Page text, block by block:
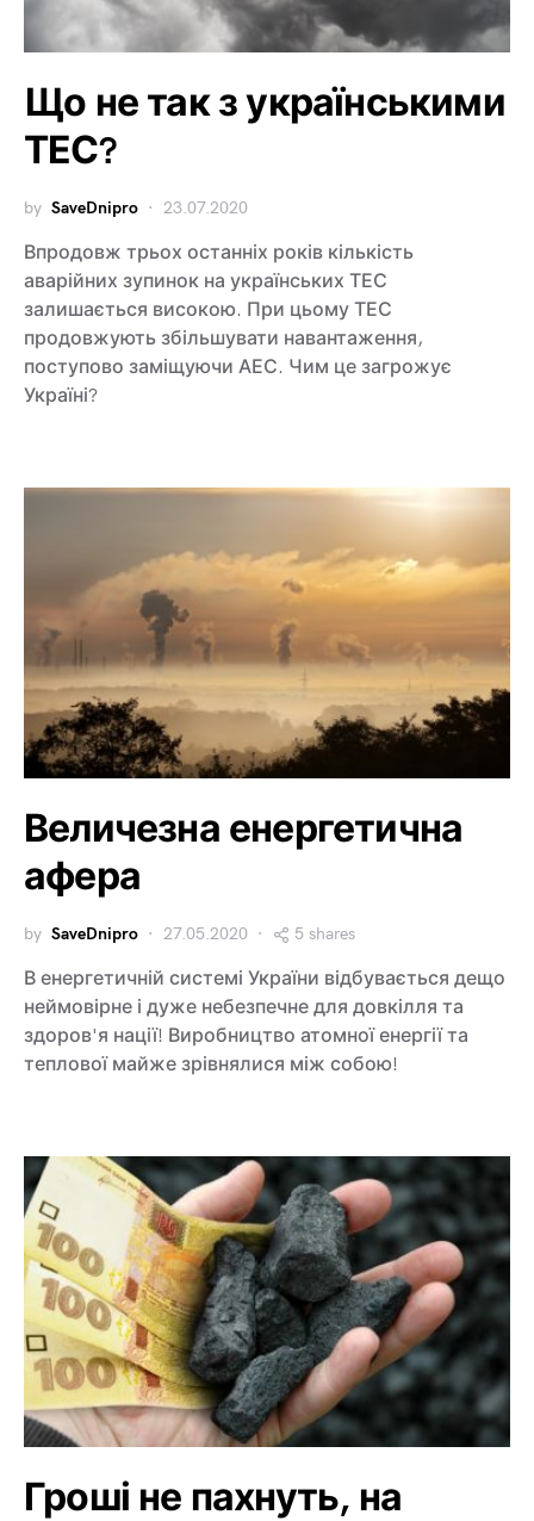
Що не так з українськими
ТЕС?
by SaveDnipro 23.07.2020
Впродовж трьох останніх років кількість
аварійних зупинок на українських ТЕС
залишається високою. При цьому ТЕС
продовжують збільшувати навантаження,
поступово заміщуючи АЕС. Чим це загрожує
Україні?
Величезна енергетична
афера
by SaveDnipro 27.05.2020 5 shares
В енергетичній системі України відбувається дещо
неймовірне і дуже небезпечне для довкілля та
здоров'я нації! Виробництво атомної енергії та
теплової майже зрівнялися між собою!
Гроші не пахнуть, на